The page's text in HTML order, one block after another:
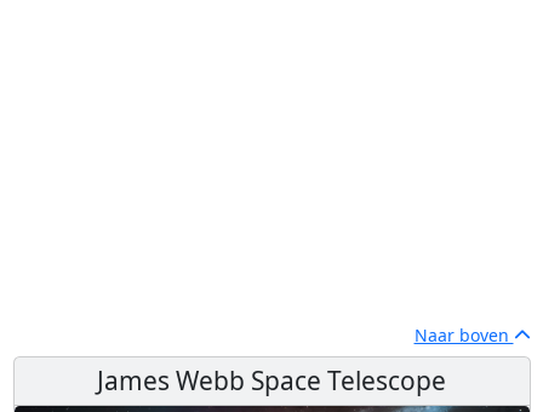
Naar boven
James Webb Space Telescope